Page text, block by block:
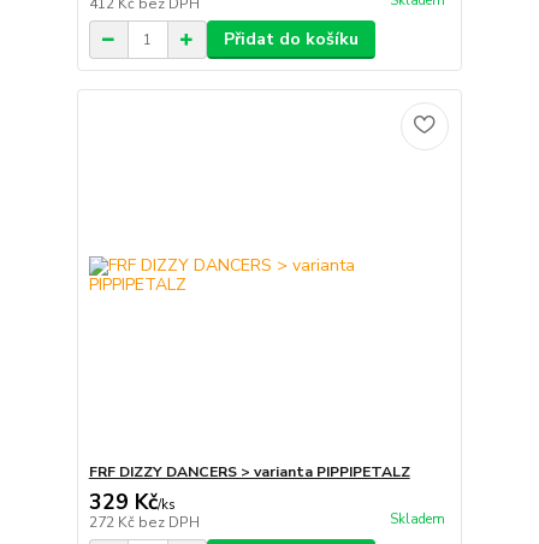
Přidat do košíku
FRF DIZZY DANCERS > varianta PIPPIPETALZ
329 Kč/ks
272 Kč bez DPH Skladem